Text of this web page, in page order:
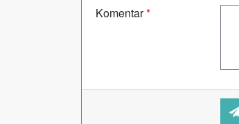
Komentar*